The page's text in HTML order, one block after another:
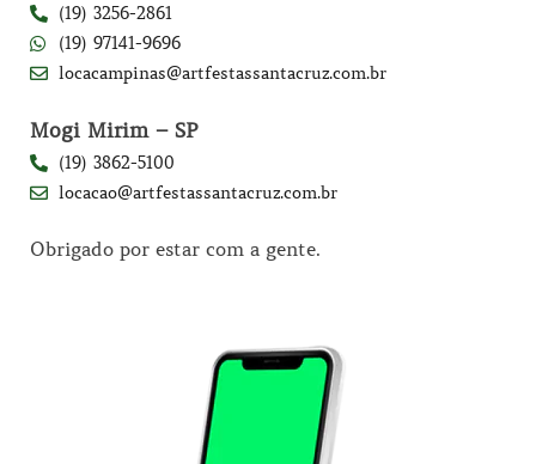
(19) 3256-2861
(19) 97141-9696
locacampinas@artfestassantacruz.com.br
Mogi Mirim – SP
(19) 3862-5100
locacao@artfestassantacruz.com.br
Obrigado por estar com a gente.